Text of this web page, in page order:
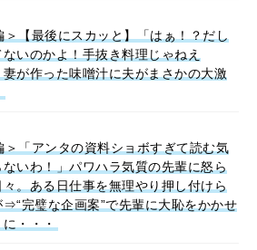
＞【最後にスカッと】「はぁ！？だし
いのかよ！手抜き料理じゃねえ
妻が作った味噌汁に夫がまさかの大激
＞「アンタの資料ショボすぎて読む気
ないわ！」パワハラ気質の先輩に怒ら
。ある日仕事を無理やり押し付けら
⇒“完璧な企画案”で先輩に大恥をかかせ
・・・